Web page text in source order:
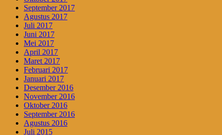
September 2017
Agustus 2017
Juli 2017
Juni 2017
Mei 2017
April 2017
Maret 2017
Februari 2017
Januari 2017
Desember 2016
November 2016
Oktober 2016
September 2016
Agustus 2016
Juli 2015